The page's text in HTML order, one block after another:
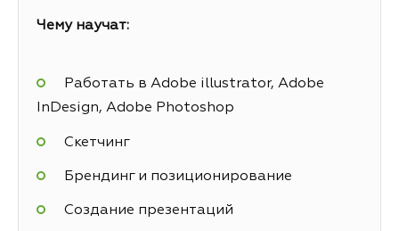
Чему научат:
Работать в Adobe illustrator, Adobe
InDesign, Adobe Photoshop
Скетчинг
Брендинг и позиционирование
Создание презентаций